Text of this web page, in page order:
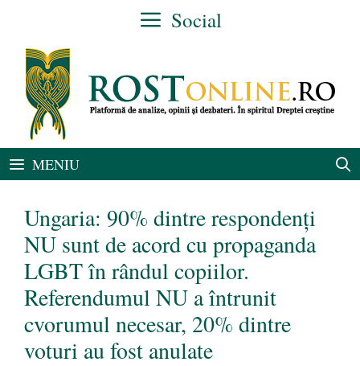
conținut
Social
MENIU
Ungaria: 90% dintre respondenți
NU sunt de acord cu propaganda
LGBT în rândul copiilor.
Referendumul NU a întrunit
cvorumul necesar, 20% dintre
voturi au fost anulate